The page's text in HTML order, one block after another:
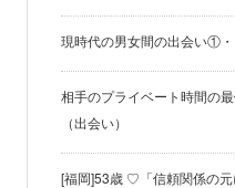
現時代の男女間の出会い①・
相手のプライベート時間の
（出会い）
[福岡]53歳 ♡「信頼関係の